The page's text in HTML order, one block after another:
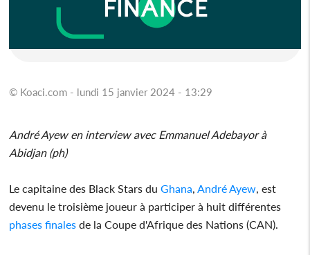
© Koaci.com - lundi 15 janvier 2024 - 13:29
André Ayew en interview avec Emmanuel Adebayor à
Abidjan (ph)
Le capitaine des Black Stars duGhana André Ayew , est
devenu le troisième joueur à participer à huit différentes
phases finales de la Coupe d'Afrique des Nations (CAN).